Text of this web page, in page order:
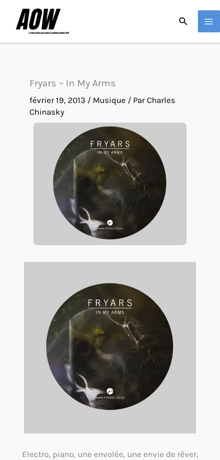
Fryars – In My Arms
février 19, 2013 / Musique / ParCharles
Chinasky
Electro, piano, une envolée, une envie de rêver,